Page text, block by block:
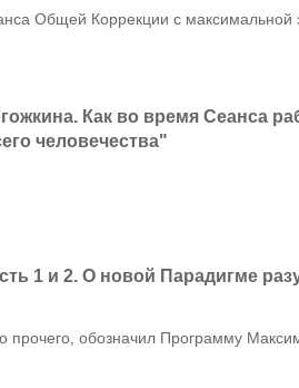
Общей Коррекции с
Как во время Сеанса
человечества"
1 и 2. О новой Парадигме
прочего, обозначил Программу